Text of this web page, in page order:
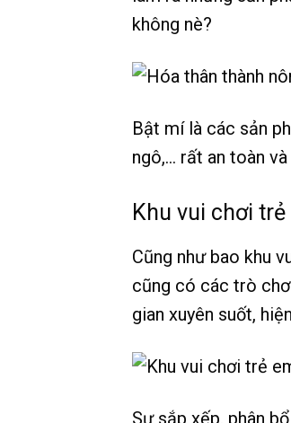
không nè?
Bật mí là các sản
ngô,… rất an toàn
Khu vui chơi
Cũng như bao khu
cũng có các trò
gian xuyên suốt,
Sự sắp xếp, phân